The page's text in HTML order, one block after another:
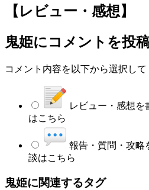
【レビュー・感想】
鬼姫にコメントを投
コメント内容を以下から選択して
レビュー・感想を
はこちら
報告・質問・攻略
談はこちら
鬼姫に関連するタグ